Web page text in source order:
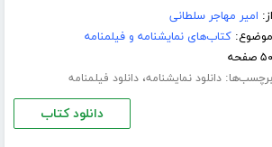
از: امیر مهاجر سلطانی
موضوع:کتاب‌های نمایشنامه و فیلمنامه
۵۰ صفحه
برچسب‌ها:دانلود نمایشنامه،دانلود فیلمنامه
دانلود کتاب